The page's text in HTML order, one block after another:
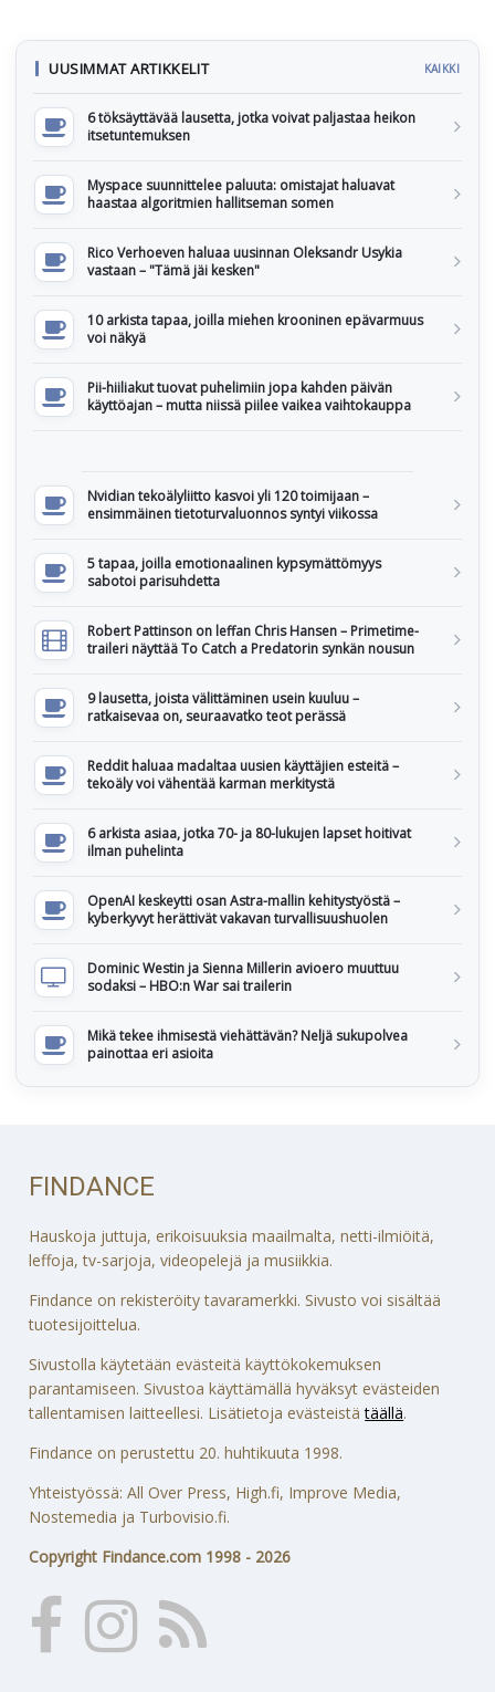
UUSIMMAT ARTIKKELIT KAIKKI
6 töksäyttävää lausetta, jotka voivat paljastaa heikon
itsetuntemuksen
Myspace suunnittelee paluuta: omistajat haluavat
haastaa algoritmien hallitseman somen
Rico Verhoeven haluaa uusinnan Oleksandr Usykia
vastaan – "Tämä jäi kesken"
10 arkista tapaa, joilla miehen krooninen epävarmuus
voi näkyä
Pii-hiiliakut tuovat puhelimiin jopa kahden päivän
käyttöajan – mutta niissä piilee vaikea vaihtokauppa
Nvidian tekoälyliitto kasvoi yli 120 toimijaan –
ensimmäinen tietoturvaluonnos syntyi viikossa
5 tapaa, joilla emotionaalinen kypsymättömyys
sabotoi parisuhdetta
Robert Pattinson on leffan Chris Hansen – Primetime-
traileri näyttää To Catch a Predatorin synkän nousun
9 lausetta, joista välittäminen usein kuuluu –
ratkaisevaa on, seuraavatko teot perässä
Reddit haluaa madaltaa uusien käyttäjien esteitä –
tekoäly voi vähentää karman merkitystä
6 arkista asiaa, jotka 70- ja 80-lukujen lapset hoitivat
ilman puhelinta
OpenAI keskeytti osan Astra-mallin kehitystyöstä –
kyberkyvyt herättivät vakavan turvallisuushuolen
Dominic Westin ja Sienna Millerin avioero muuttuu
sodaksi – HBO:n War sai trailerin
Mikä tekee ihmisestä viehättävän? Neljä sukupolvea
painottaa eri asioita
FINDANCE
Hauskoja juttuja, erikoisuuksia maailmalta, netti-ilmiöitä,
leffoja, tv-sarjoja, videopelejä ja musiikkia.
Findance on rekisteröity tavaramerkki. Sivusto voi sisältää
tuotesijoittelua.
Sivustolla käytetään evästeitä käyttökokemuksen
parantamiseen. Sivustoa käyttämällä hyväksyt evästeiden
tallentamisen laitteellesi. Lisätietoja evästeistätäällä.
Findance on perustettu 20. huhtikuuta 1998.
Yhteistyössä: All Over Press, High.fi, Improve Media,
Nostemedia ja Turbovisio.fi.
Copyright Findance.com 1998 - 2026